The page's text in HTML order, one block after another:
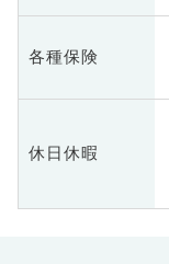
各種保険
休日休暇